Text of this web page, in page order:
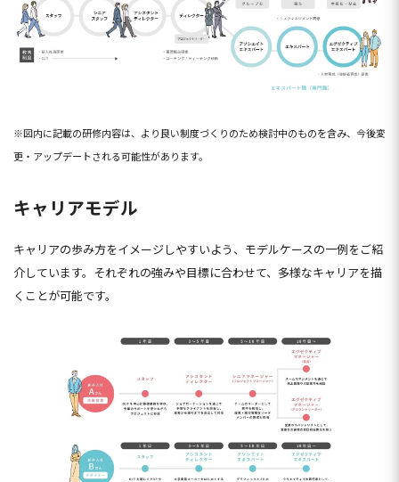
※図内に記載の研修内容は、より良い制度づくりのため検討中のものを含み、今後変
更・アップデートされる可能性があります。
キャリアモデル
キャリアの歩み方をイメージしやすいよう、モデルケースの一例をご紹
介しています。それぞれの強みや目標に合わせて、多様なキャリアを描
くことが可能です。